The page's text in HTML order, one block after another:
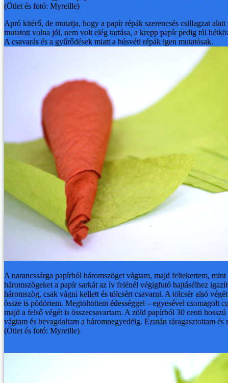
(Ötlet és fotó: Myreille)
Apró kitérő, de mutatja, hogy a papír répák szerencsés csillagzat
mutatott volna jól, nem volt elég tartása, a krepp papír pedig túl
A csavarás és a gyűrődések miatt a húsvéti répák igen mutatósak.
A narancssárga papírból háromszöget vágtam, majd feltekertem,
háromszögeket a papír sarkát az ív felénél végigfutó hajtásélhez
háromszög, csak vágni kellett és tölcsért csavarni. A tölcsér alsó
össze is pödörtem. Megtöltöttem édességgel – egyesével csomagolt
majd a felső végét is összecsavartam. A zöld papírból 30 centi
vágtam és bevagdaltam a háromnegyedéig. Ezután ráragasztottam és
(Ötlet és fotó: Myreille)